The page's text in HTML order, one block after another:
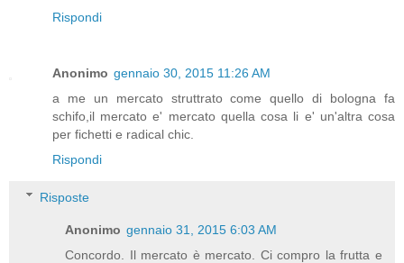
Rispondi
Anonimo gennaio 30, 2015 11:26 AM
a me un mercato struttrato come quello di bologna fa
schifo,il mercato e' mercato quella cosa li e' un'altra cosa
per fichetti e radical chic.
Rispondi
Risposte
Anonimo gennaio 31, 2015 6:03 AM
Concordo. Il mercato è mercato. Ci compro la frutta e